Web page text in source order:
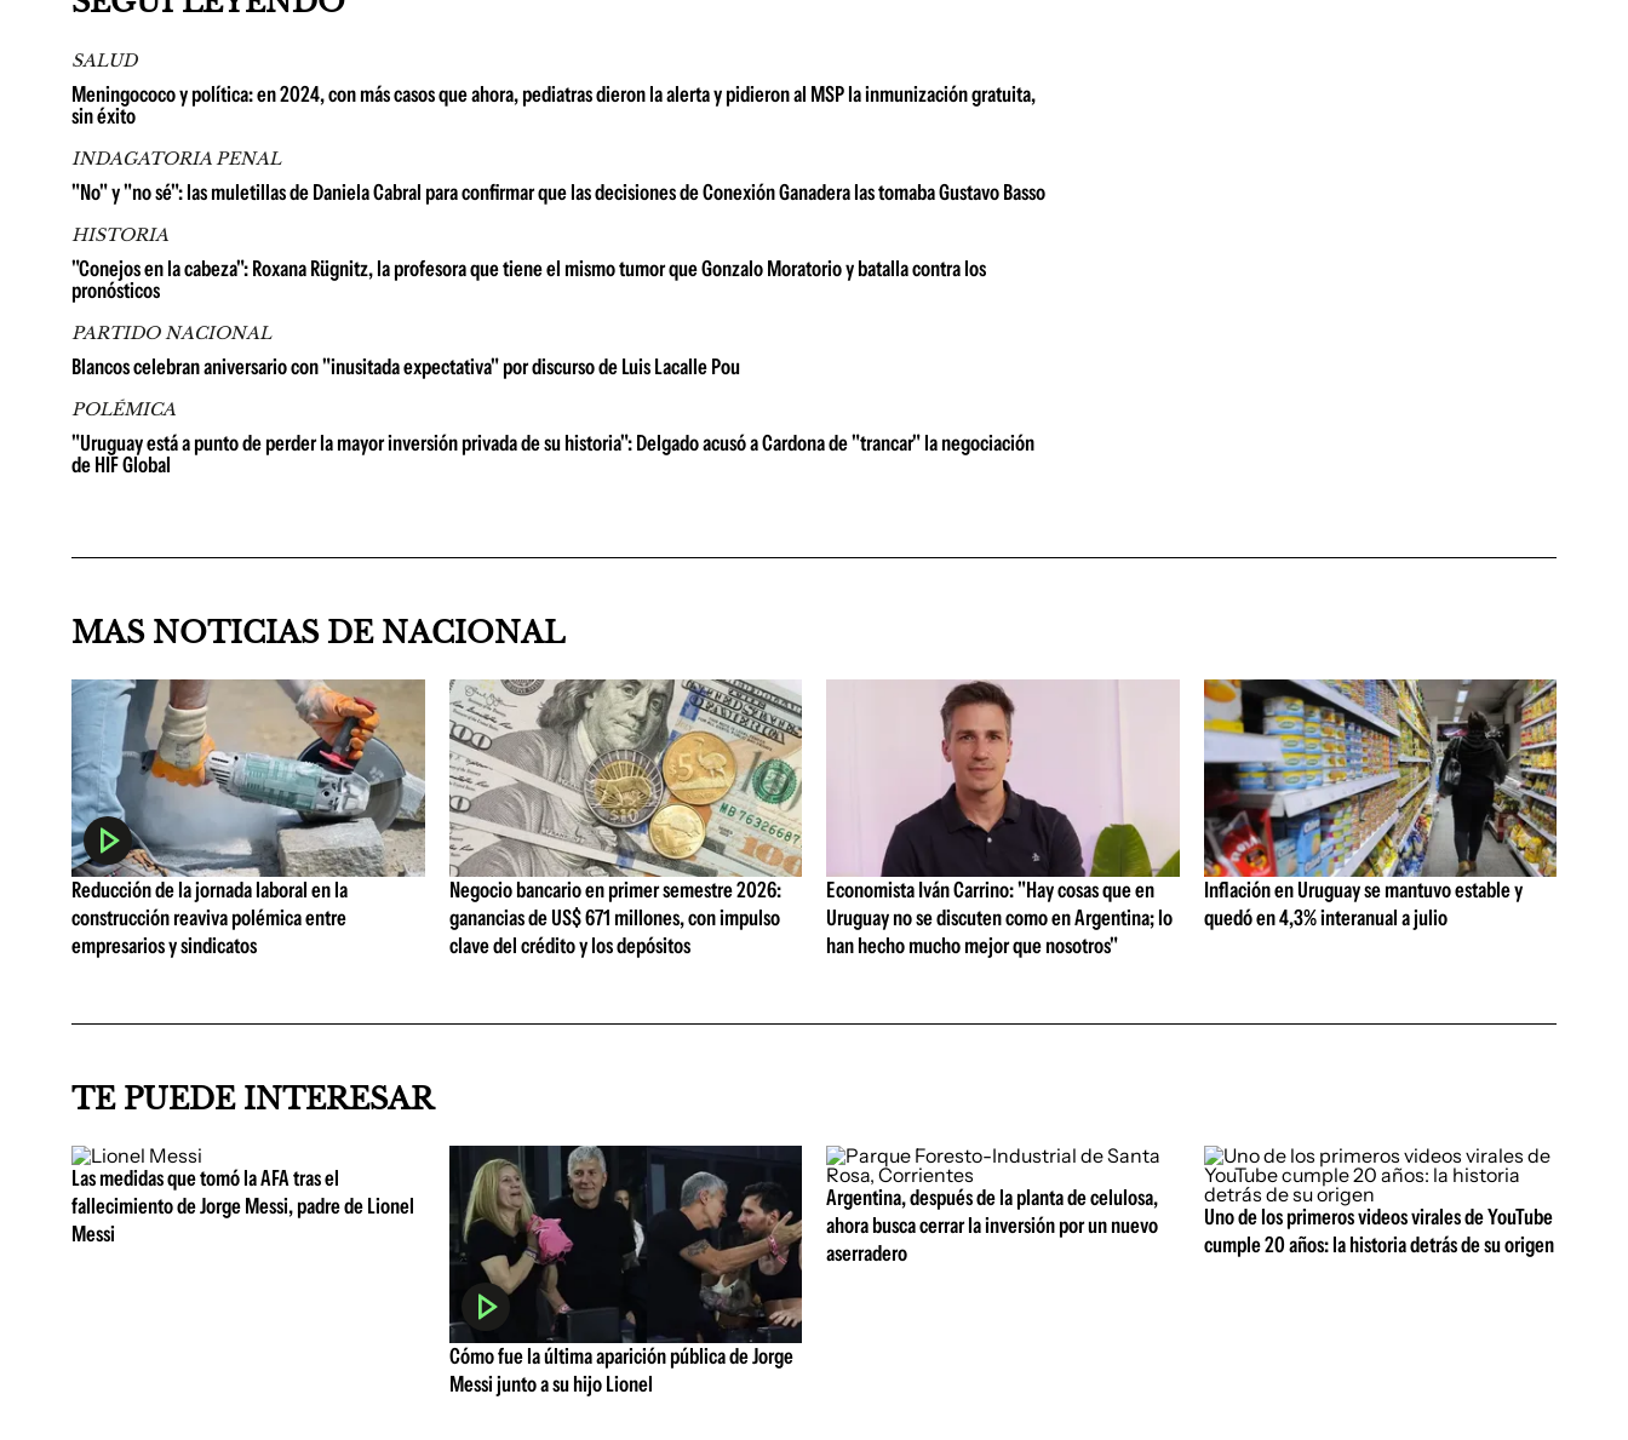
SALUD
Meningococo y política: en 2024, con más casos que ahora, pediatras dieron la alerta y pidieron al MSP la inmunización gratuita,
sin éxito
INDAGATORIA PENAL
"No" y "no sé": las muletillas de Daniela Cabral para confirmar que las decisiones de Conexión Ganadera las tomaba Gustavo Basso
HISTORIA
"Conejos en la cabeza": Roxana Rügnitz, la profesora que tiene el mismo tumor que Gonzalo Moratorio y batalla contra los
pronósticos
PARTIDO NACIONAL
Blancos celebran aniversario con "inusitada expectativa" por discurso de Luis Lacalle Pou
POLÉMICA
"Uruguay está a punto de perder la mayor inversión privada de su historia": Delgado acusó a Cardona de "trancar" la negociación
de HIF Global
MAS NOTICIAS DE NACIONAL
Reducción de la jornada laboral en la
construcción reaviva polémica entre
empresarios y sindicatos
Negocio bancario en primer semestre 2026:
ganancias de US$ 671 millones, con impulso
clave del crédito y los depósitos
Economista Iván Carrino: "Hay cosas que en
Uruguay no se discuten como en Argentina; lo
han hecho mucho mejor que nosotros"
Inflación en Uruguay se mantuvo estable y
quedó en 4,3% interanual a julio
TE PUEDE INTERESAR
Las medidas que tomó la AFA tras el
fallecimiento de Jorge Messi, padre de Lionel
Messi
Cómo fue la última aparición pública de Jorge
Messi junto a su hijo Lionel
Argentina, después de la planta de celulosa,
ahora busca cerrar la inversión por un nuevo
aserradero
Uno de los primeros videos virales de YouTube
cumple 20 años: la historia detrás de su origen